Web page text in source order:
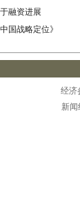
融资进展
国战略定位》
经济
新闻